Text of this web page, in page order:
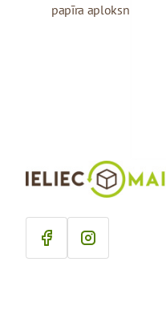
papīra aploksnes ar